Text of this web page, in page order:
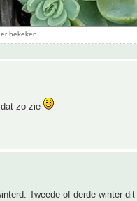
bekeken
zo zie
Tweede of derde winter dit